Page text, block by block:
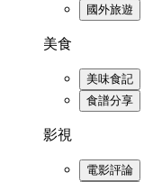
國外旅遊
美食
美味食記
食譜分享
影視
電影評論